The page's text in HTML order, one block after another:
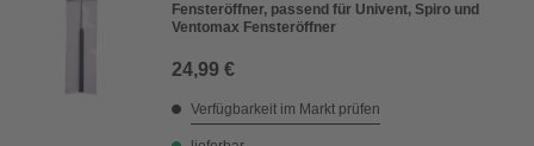
Fensteröffner, passend für Univent, Spiro und
Ventomax Fensteröffner
24,99 €
Verfügbarkeit im Markt prüfen